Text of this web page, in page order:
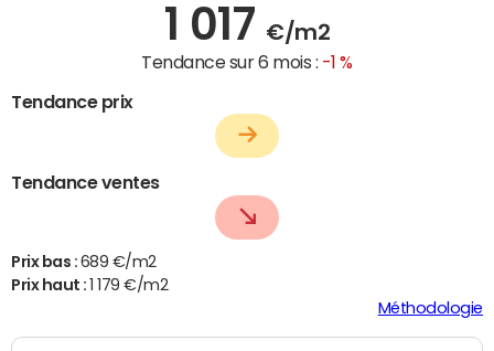
1 017 €/m2
Tendance sur 6 mois : -1 %
Tendance prix
Tendance ventes
Prix bas : 689 €/m2
Prix haut :
1 179 €/m2
Méthodologie